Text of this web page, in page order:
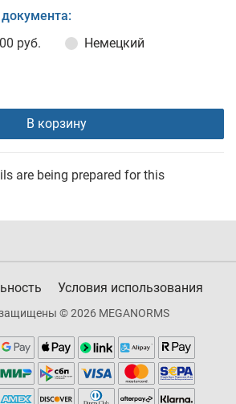
руб. Немецкий
В корзину
are being prepared for this
Условия использования
© 2026 MEGANORMS